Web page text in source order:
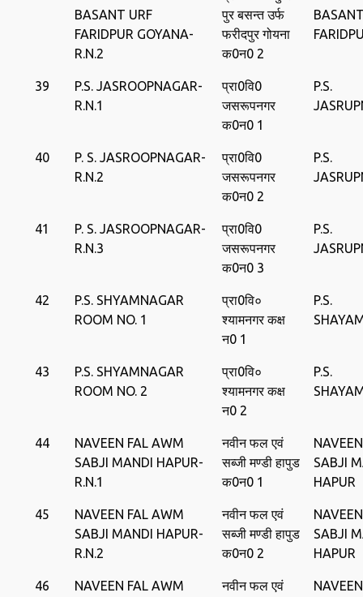
BASANT URF
FARIDPUR GOYANA-
R.N.2
पुर बसन्‍त उर्फ
फरीदपुर गोयना
क0न0 2
39
P.S. JASROOPNAGAR-
R.N.1
प्रा0वि0
जसरूपनगर
क0न0 1
P.S.
40
P. S. JASROOPNAGAR-
R.N.2
प्रा0वि0
जसरूपनगर
क0न0 2
P.S.
41
P. S. JASROOPNAGAR-
R.N.3
प्रा0वि0
जसरूपनगर
क0न0 3
P.S.
42
P.S. SHYAMNAGAR
ROOM NO. 1
प्रा0वि०
श्‍यामनगर कक्ष
न0 1
P.S.
43
P.S. SHYAMNAGAR
ROOM NO. 2
प्रा0वि०
श्‍यामनगर कक्ष
न0 2
P.S.
44
NAVEEN FAL AWM
SABJI MANDI HAPUR-
R.N.1
नवीन फल एवं
सब्‍जी मण्‍डी हापुड
क0न0 1
SABJI
HAPUR
45
NAVEEN FAL AWM
SABJI MANDI HAPUR-
R.N.2
नवीन फल एवं
सब्‍जी मण्‍डी हापुड
क0न0 2
SABJI
HAPUR
46
NAVEEN FAL AWM
नवीन फल एवं